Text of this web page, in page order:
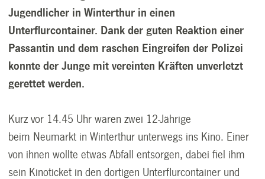
Jugendlicher in Winterthur in einen
Unterflurcontainer. Dank der guten Reaktion einer
Passantin und dem raschen Eingreifen der Polizei
konnte der Junge mit vereinten Kräften unverletzt
gerettet werden.
Kurz vor 14.45 Uhr waren zwei 12-Jährige
beim Neumarkt in Winterthur unterwegs ins Kino. Einer
von ihnen wollte etwas Abfall entsorgen, dabei fiel ihm
sein Kinoticket in den dortigen Unterflurcontainer und